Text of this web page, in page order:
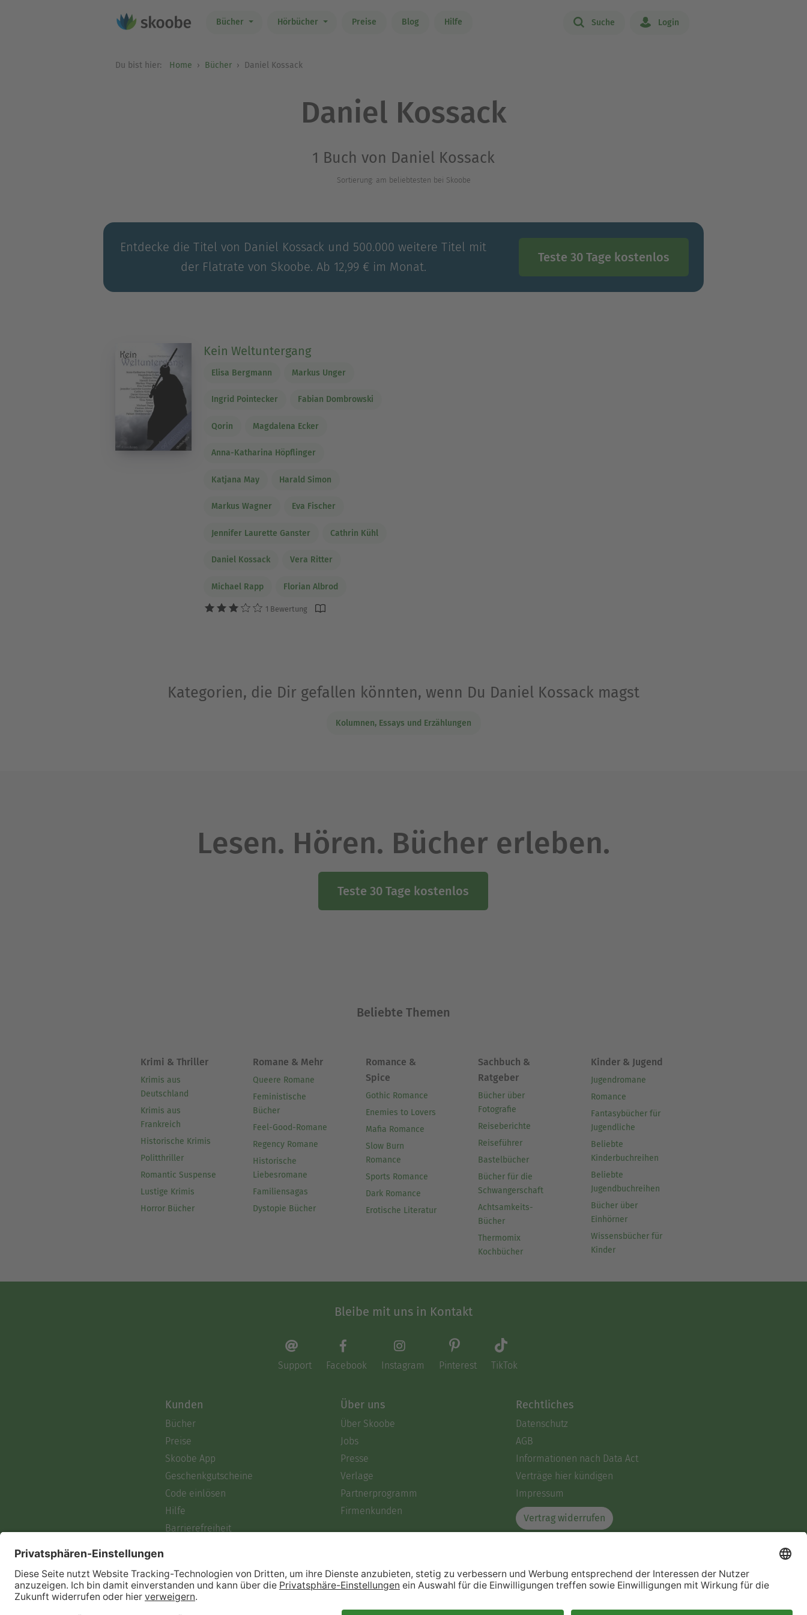
Bücher Hörbücher Preise Blog Hilfe Suche Login
Du bist hier: Home Bücher Daniel Kossack
Daniel Kossack
1 Buch von Daniel Kossack
Sortierung: am beliebtesten bei Skoobe
Entdecke die Titel von Daniel Kossack und 500.000 weitere Titel mit
der Flatrate von Skoobe. Ab 12,99 € im Monat.
Teste 30 Tage kostenlos
Kein Weltuntergang
Elisa Bergmann Markus Unger
Ingrid Pointecker Fabian Dombrowski
Qorin Magdalena Ecker
Anna-Katharina Höpflinger
Katjana May Harald Simon
Markus Wagner Eva Fischer
Jennifer Laurette Ganster Cathrin Kühl
Daniel Kossack Vera Ritter
Michael Rapp Florian Albrod
1 Bewertung
Kategorien, die Dir gefallen könnten, wenn Du Daniel Kossack magst
Kolumnen, Essays und Erzählungen
Lesen. Hören. Bücher erleben.
Teste 30 Tage kostenlos
Beliebte Themen
Krimi & Thriller
Krimis aus
Deutschland
Krimis aus
Frankreich
Historische Krimis
Politthriller
Romantic Suspense
Lustige Krimis
Horror Bücher
Romane & Mehr
Queere Romane
Feministische
Bücher
Feel-Good-Romane
Regency Romane
Historische
Liebesromane
Familiensagas
Dystopie Bücher
Romance &
Spice
Gothic Romance
Enemies to Lovers
Mafia Romance
Slow Burn
Romance
Sports Romance
Dark Romance
Erotische Literatur
Sachbuch &
Ratgeber
Bücher über
Fotografie
Reiseberichte
Reiseführer
Bastelbücher
Bücher für die
Schwangerschaft
Achtsamkeits-
Bücher
Thermomix
Kochbücher
Kinder & Jugend
Jugendromane
Romance
Fantasybücher für
Jugendliche
Beliebte
Kinderbuchreihen
Beliebte
Jugendbuchreihen
Bücher über
Einhörner
Wissensbücher für
Kinder
Bleibe mit uns in Kontakt
Support Facebook Instagram Pinterest TikTok
Kunden
Bücher
Preise
Skoobe App
Geschenkgutscheine
Code einlösen
Hilfe
Barrierefreiheit
Über uns
Über Skoobe
Jobs
Presse
Verlage
Partnerprogramm
Firmenkunden
Rechtliches
Datenschutz
AGB
Informationen nach Data Act
Verträge hier kündigen
Impressum
Vertrag widerrufen